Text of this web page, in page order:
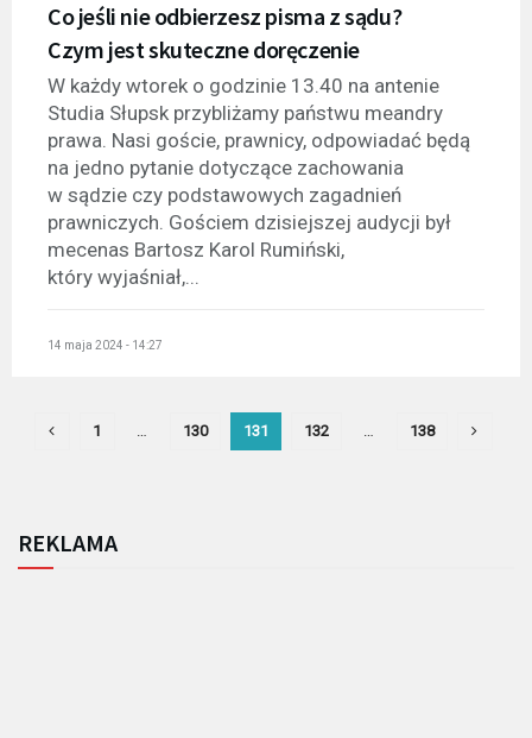
Co jeśli nie odbierzesz pisma z sądu?
Czym jest skuteczne doręczenie
W każdy wtorek o godzinie 13.40 na antenie
Studia Słupsk przybliżamy państwu meandry
prawa. Nasi goście, prawnicy, odpowiadać będą
na jedno pytanie dotyczące zachowania
w sądzie czy podstawowych zagadnień
prawniczych. Gościem dzisiejszej audycji był
mecenas Bartosz Karol Rumiński,
który wyjaśniał,...
14 maja 2024 - 14:27
1 130 131 132 138
REKLAMA